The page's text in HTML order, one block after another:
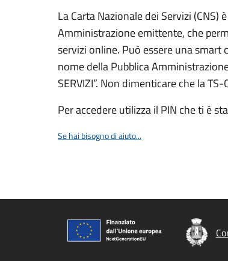
La Carta Nazionale dei Servizi
Amministrazione emittente, che
servizi online. Può essere una smart
nome della Pubblica
SERVIZI”. Non dimenticare che la
Per accedere utilizza il PIN che ti è
Se hai bisogno di aiuto...